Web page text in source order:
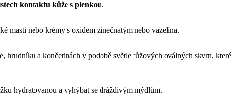
kontaktu kůže s plenkou.
masti nebo krémy s oxidem zinečnatým nebo vazelína.
hrudníku a končetinách v podobě světle růžových oválných skvrn, které
hydratovanou a vyhýbat se dráždivým mýdlům.